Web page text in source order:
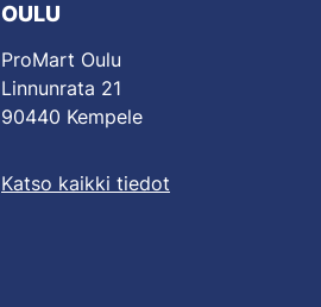
OULU
ProMart Oulu
Linnunrata 21
90440 Kempele
Katso kaikki tiedot